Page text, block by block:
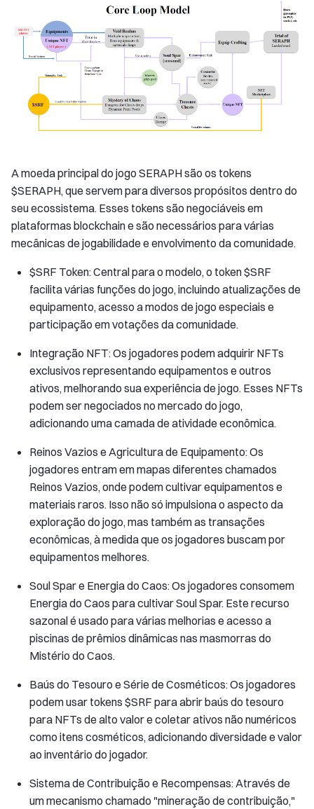
A moeda principal do jogo SERAPH são os tokens
$SERAPH, que servem para diversos propósitos dentro do
seu ecossistema. Esses tokens são negociáveis em
plataformas blockchain e são necessários para várias
mecânicas de jogabilidade e envolvimento da comunidade.
$SRF Token: Central para o modelo, o token $SRF
facilita várias funções do jogo, incluindo atualizações de
equipamento, acesso a modos de jogo especiais e
participação em votações da comunidade.
Integração NFT: Os jogadores podem adquirir NFTs
exclusivos representando equipamentos e outros
ativos, melhorando sua experiência de jogo. Esses NFTs
podem ser negociados no mercado do jogo,
adicionando uma camada de atividade econômica.
Reinos Vazios e Agricultura de Equipamento: Os
jogadores entram em mapas diferentes chamados
Reinos Vazios, onde podem cultivar equipamentos e
materiais raros. Isso não só impulsiona o aspecto da
exploração do jogo, mas também as transações
econômicas, à medida que os jogadores buscam por
equipamentos melhores.
Soul Spar e Energia do Caos: Os jogadores consomem
Energia do Caos para cultivar Soul Spar. Este recurso
sazonal é usado para várias melhorias e acesso a
piscinas de prêmios dinâmicas nas masmorras do
Mistério do Caos.
Baús do Tesouro e Série de Cosméticos: Os jogadores
podem usar tokens $SRF para abrir baús do tesouro
para NFTs de alto valor e coletar ativos não numéricos
como itens cosméticos, adicionando diversidade e valor
ao inventário do jogador.
Sistema de Contribuição e Recompensas: Através de
um mecanismo chamado "mineração de contribuição,"